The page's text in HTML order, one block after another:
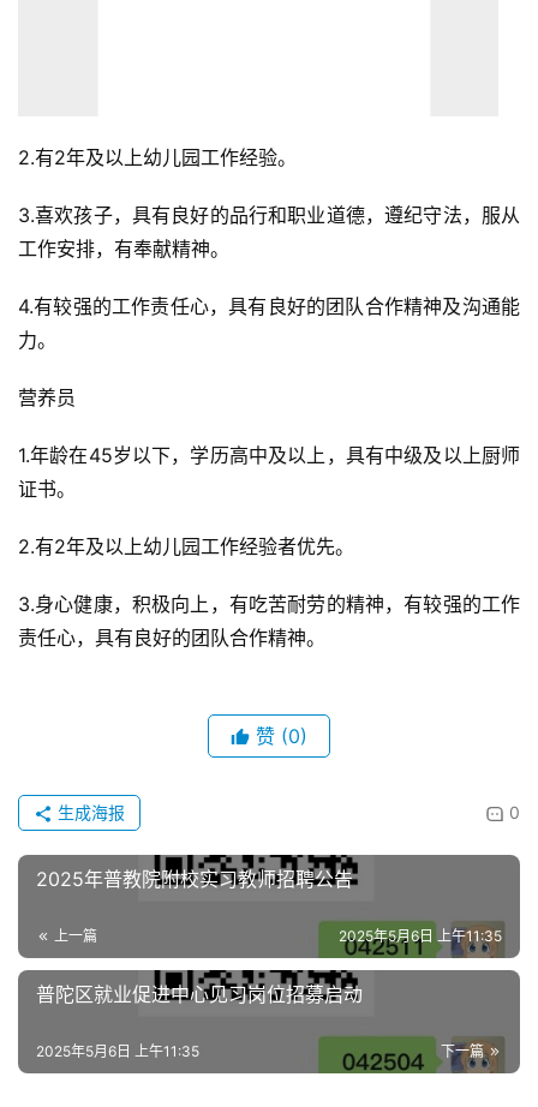
2.有2年及以上幼儿园工作经验。
3.喜欢孩子，具有良好的品行和职业道德，遵纪守法，服从
工作安排，有奉献精神。
4.有较强的工作责任心，具有良好的团队合作精神及沟通能
力。
营养员
1.年龄在45岁以下，学历高中及以上，具有中级及以上厨师
证书。
2.有2年及以上幼儿园工作经验者优先。
3.身心健康，积极向上，有吃苦耐劳的精神，有较强的工作
责任心，具有良好的团队合作精神。
赞 (0)
0
生成海报
2025年普教院附校实习教师招聘公告
上一篇 2025年5月6日 上午11:35
普陀区就业促进中心见习岗位招募启动
下一篇
2025年5月6日 上午11:35